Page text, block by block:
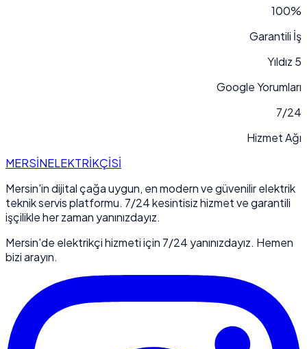
100%
Garantili İş
5 Yıldız
Google Yorumları
7/24
Hizmet Ağı
MERSİNELEKTRİKÇİSİ
Mersin'in dijital çağa uygun, en modern ve güvenilir elektrik
teknik servis platformu. 7/24 kesintisiz hizmet ve garantili
işçilikle her zaman yanınızdayız.
Mersin'de elektrikçi hizmeti için 7/24 yanınızdayız. Hemen
bizi arayın.